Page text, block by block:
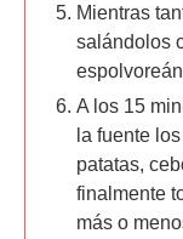
Mientras
salándolos
A los 15
la fuente
patatas,
finalmente
más o